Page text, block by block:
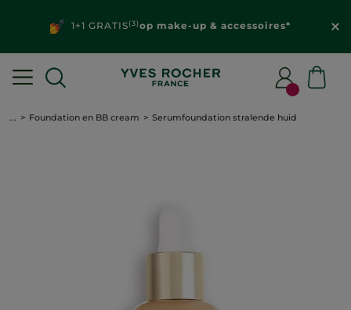
1+1 GRATIS(3)op make-up & accessoires*
... Foundation en BB cream Serumfoundation stralende huid